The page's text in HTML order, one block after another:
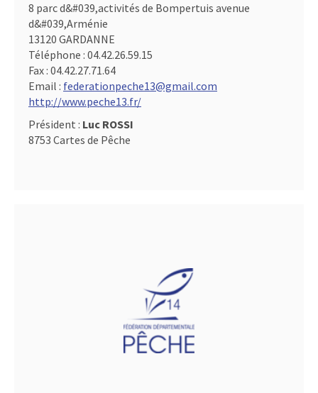
8 parc d&#039,activités de Bompertuis avenue
d&#039,Arménie
13120 GARDANNE
Téléphone : 04.42.26.59.15
Fax : 04.42.27.71.64
Email : federationpeche13@gmail.com
http://www.peche13.fr/
Président : Luc ROSSI
8753 Cartes de Pêche